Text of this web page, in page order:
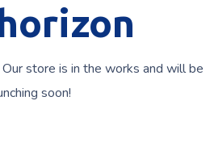
store is in the works and will be
soon!